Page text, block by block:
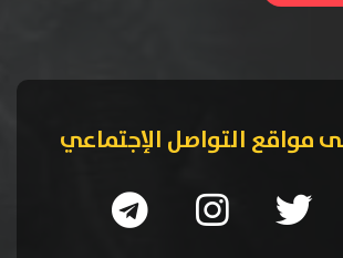
مواقع التواصل الإجتماعي